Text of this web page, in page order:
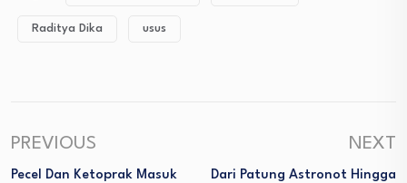
Raditya Dika usus
PREVIOUS
Pecel Dan Ketoprak Masuk
NEXT
Dari Patung Astronot Hingga